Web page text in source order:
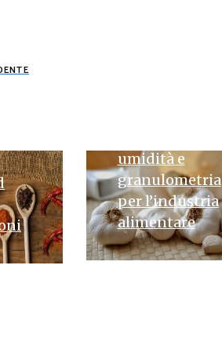
umidità e
granulometria
per l’industria
alimentare